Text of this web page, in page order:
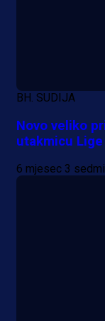
BH. SUDIJA
Novo veliko
utakmicu Lige
6 mjesec 3